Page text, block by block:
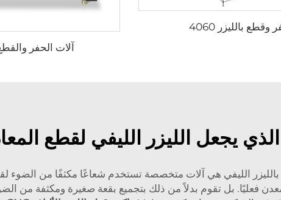
بالليزر 4060
آلات الحفر والقطع
يجعل الليزر الليفي لقطع
الليفي هي آلات متخصصة تستخدم شعاعًا مكثفًا من
فعليًا. بل تقوم بدلاً من ذلك بتجميع بقعة صغيرة ومكثفة من